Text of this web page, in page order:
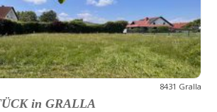
8431 Gralla
in GRALLA